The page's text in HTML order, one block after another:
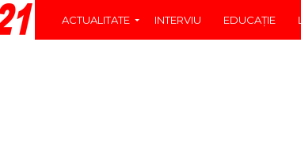
ACTUALITATE INTERVIU EDUCAŢIE